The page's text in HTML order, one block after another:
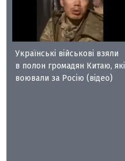
Українські військові взяли
в полон громадян Китаю, які
воювали за Росію (відео)